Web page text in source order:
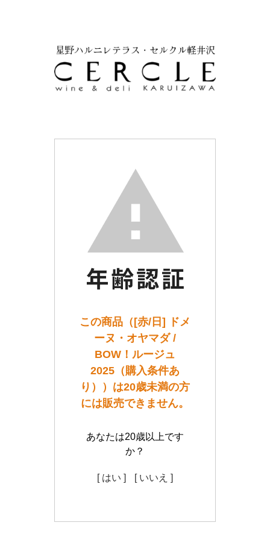
この商品（[赤/日] ドメ
ーヌ・オヤマダ /
BOW！ルージュ
2025（購入条件あ
り））は20歳未満の方
には販売できません。
あなたは20歳以上です
か？
[ はい ] [ いいえ ]